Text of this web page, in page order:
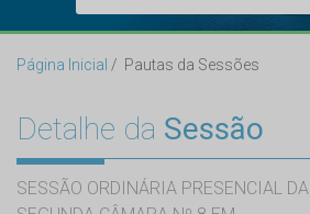
Página Inicial Pautas da Sessões
Detalhe da Sessão
SESSÃO ORDINÁRIA PRESENCIAL DA